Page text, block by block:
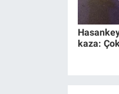
kaza: